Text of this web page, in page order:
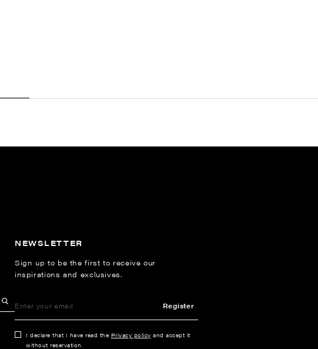
NEWSLETTER
Sign up to be the first to receive our
inspirations and exclusives.
Register
I declare that I have read the Privacy policy and accept it
without reservation.